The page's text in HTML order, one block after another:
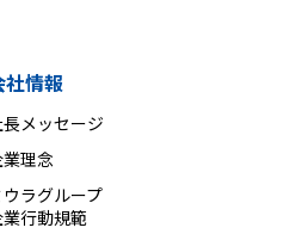
社情報
メッセージ
理念
ウラグループ
行動規範